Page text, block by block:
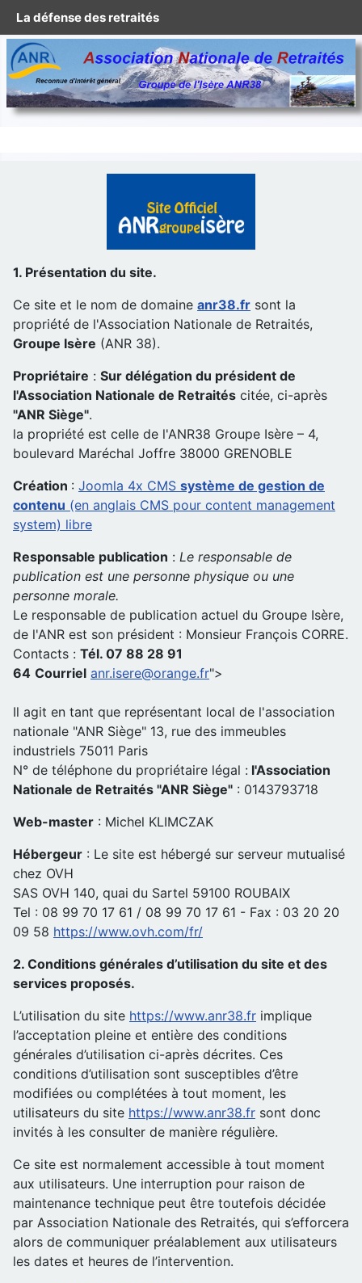
1. Présentation du site.
Ce site et le nom de domaine anr38.fr sont la
propriété de l'Association Nationale de Retraités,
Groupe Isère (ANR 38).
Propriétaire : Sur délégation du président de
l'Association Nationale de Retraités citée, ci-après
"ANR Siège".
la propriété est celle de l'ANR38 Groupe Isère – 4,
boulevard Maréchal Joffre 38000 GRENOBLE
Création : Joomla 4x CMS système de gestion de
contenu (en anglais CMS pour content management
system) libre
Responsable publication : Le responsable de
publication est une personne physique ou une
personne morale.
Le responsable de publication actuel du Groupe Isère,
de l'ANR est son président : Monsieur François CORRE.
Contacts : Tél. 07 88 28 91
64 Courriel anr.isere@orange.fr">
Il agit en tant que représentant local de l'association
nationale "ANR Siège" 13, rue des immeubles
industriels 75011 Paris
N° de téléphone du propriétaire légal : l'Association
Nationale de Retraités "ANR Siège" : 0143793718
Web-master : Michel KLIMCZAK
Hébergeur : Le site est hébergé sur serveur mutualisé
chez OVH
SAS OVH 140, quai du Sartel 59100 ROUBAIX
Tel : 08 99 70 17 61 / 08 99 70 17 61 - Fax : 03 20 20
09 58 https://www.ovh.com/fr/
2. Conditions générales d’utilisation du site et des
services proposés.
L’utilisation du site https://www.anr38.fr implique
l’acceptation pleine et entière des conditions
générales d’utilisation ci-après décrites. Ces
conditions d’utilisation sont susceptibles d’être
modifiées ou complétées à tout moment, les
utilisateurs du site https://www.anr38.fr sont donc
invités à les consulter de manière régulière.
Ce site est normalement accessible à tout moment
aux utilisateurs. Une interruption pour raison de
maintenance technique peut être toutefois décidée
par Association Nationale des Retraités, qui s’efforcera
alors de communiquer préalablement aux utilisateurs
les dates et heures de l’intervention.
La défense des retraités